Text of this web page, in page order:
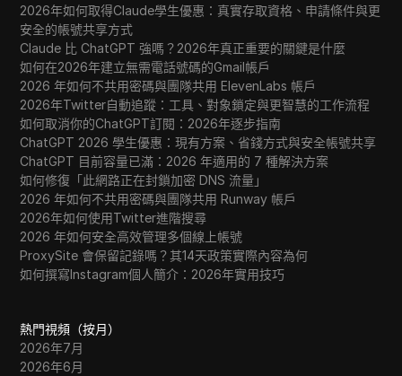
2026年如何取得Claude學生優惠：真實存取資格、申請條件與更
安全的帳號共享方式
Claude 比 ChatGPT 強嗎？2026年真正重要的關鍵是什麼
如何在2026年建立無需電話號碼的Gmail帳戶
2026 年如何不共用密碼與團隊共用 ElevenLabs 帳戶
2026年Twitter自動追蹤：工具、對象鎖定與更智慧的工作流程
如何取消你的ChatGPT訂閱：2026年逐步指南
ChatGPT 2026 學生優惠：現有方案、省錢方式與安全帳號共享
ChatGPT 目前容量已滿：2026 年適用的 7 種解決方案
如何修復「此網路正在封鎖加密 DNS 流量」
2026 年如何不共用密碼與團隊共用 Runway 帳戶
2026年如何使用Twitter進階搜尋
2026 年如何安全高效管理多個線上帳號
ProxySite 會保留記錄嗎？其14天政策實際內容為何
如何撰寫Instagram個人簡介：2026年實用技巧
熱門視頻（按月）
2026年7月
2026年6月